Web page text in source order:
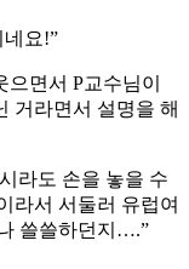
요!”
면서 P교수님이
거라면서 설명을 해
라도 손을 놓을 수
라서 서둘러 유럽여
쓸쓸하던지….”